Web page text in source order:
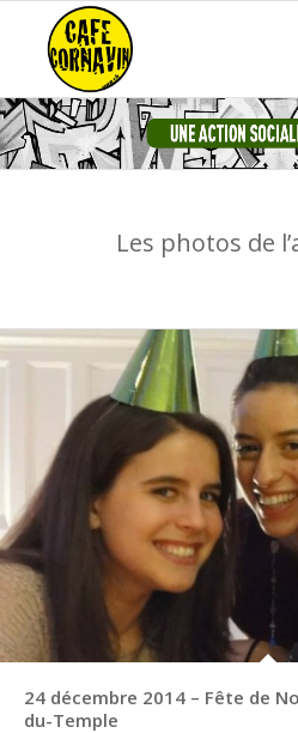
Les photos de
24 décembre 2014 – Fête de
du-Temple